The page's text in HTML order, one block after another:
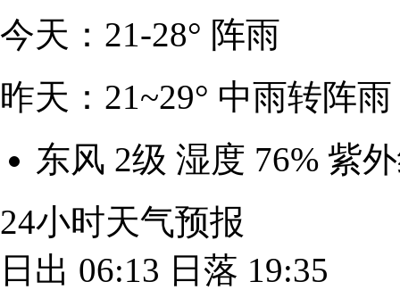
今天：21-28° 阵雨
昨天：21~29° 中雨转阵雨
东风 2级 湿度 76% 紫
24小时天气预报
日出 06:13 日落 19:35